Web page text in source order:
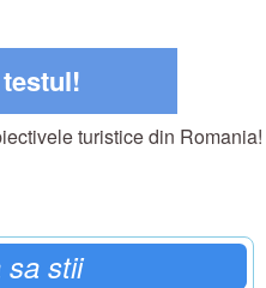
turistice din Romania!
stii